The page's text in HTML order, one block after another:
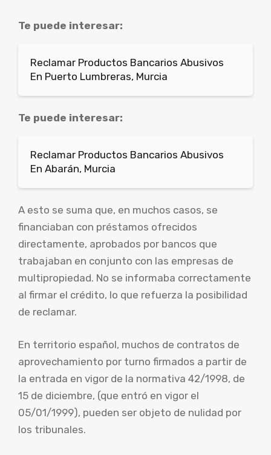
Te puede interesar:
Reclamar Productos Bancarios Abusivos
En Puerto Lumbreras, Murcia
Te puede interesar:
Reclamar Productos Bancarios Abusivos
En Abarán, Murcia
A esto se suma que, en muchos casos, se
financiaban con préstamos ofrecidos
directamente, aprobados por bancos que
trabajaban en conjunto con las empresas de
multipropiedad. No se informaba correctamente
al firmar el crédito, lo que refuerza la posibilidad
de reclamar.
En territorio español, muchos de contratos de
aprovechamiento por turno firmados a partir de
la entrada en vigor de la normativa 42/1998, de
15 de diciembre, (que entró en vigor el
05/01/1999), pueden ser objeto de nulidad por
los tribunales.